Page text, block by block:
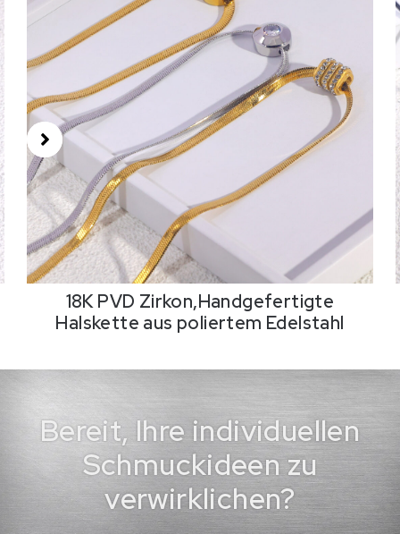
18K PVD Zirkon,Handgefertigte
Halskette aus poliertem Edelstahl
Bereit, Ihre individuellen
Schmuckideen zu
verwirklichen?